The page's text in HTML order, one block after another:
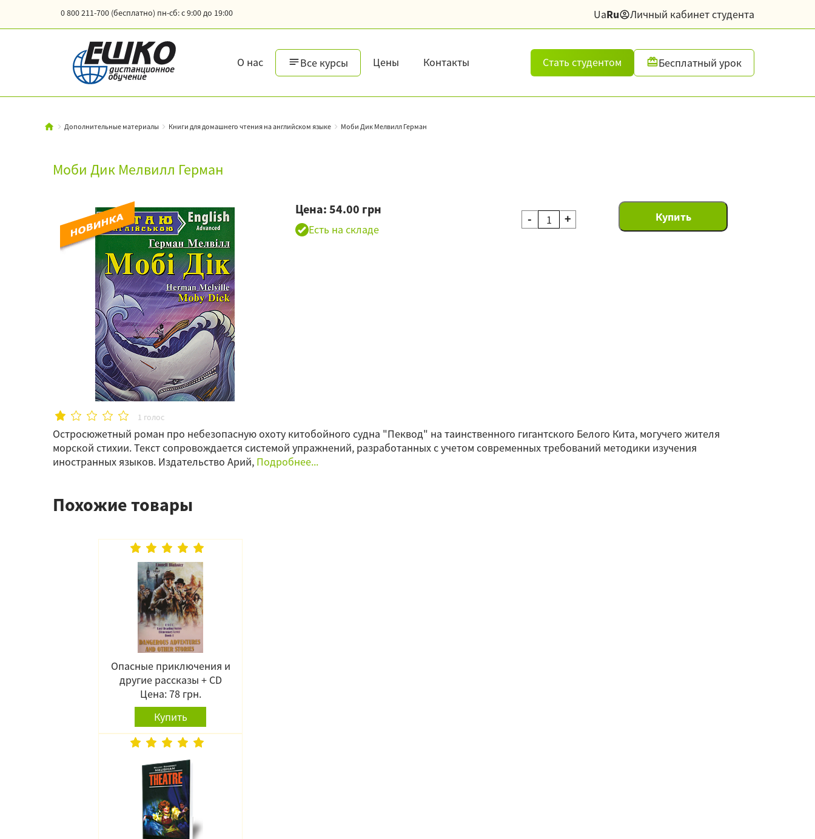
0 800 211-700 (бесплатно) пн-сб: с 9:00 до 19:00 UaRu Личный кабинет студента
О нас Все курсы Цены Контакты Стать студентом Бесплатный урок
Дополнительные материалы Книги для домашнего чтения на английском языке Моби Дик Мелвилл Герман
Моби Дик Мелвилл Герман
1 голос
Цена: 54.00 грн
Есть на складе
- +
Остросюжетный роман про небезопасную охоту китобойного судна "Пеквод" на таинственного гигантского Белого Кита, могучего жителя
морской стихии. Текст сопровождается системой упражнений, разработанных с учетом современных требований методики изучения
иностранных языков. Издательство Арий, Подробнее...
Похожие товары
Опасные приключения и
другие рассказы + CD
Цена: 78 грн.
Купить